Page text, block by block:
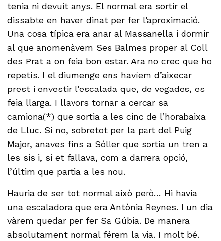
tenia ni devuit anys. El normal era sortir el
dissabte en haver dinat per fer l’aproximació.
Una cosa típica era anar al Massanella i dormir
al que anomenàvem Ses Balmes proper al Coll
des Prat a on feia bon estar. Ara no crec que ho
repetís. I el diumenge ens havíem d’aixecar
prest i envestir l’escalada que, de vegades, es
feia llarga. I llavors tornar a cercar sa
camiona(*) que sortia a les cinc de l’horabaixa
de Lluc. Si no, sobretot per la part del Puig
Major, anaves fins a Sóller que sortia un tren a
les sis i, si et fallava, com a darrera opció,
l’últim que partia a les nou.
Hauria de ser tot normal això però… Hi havia
una escaladora que era Antònia Reynes. I un dia
vàrem quedar per fer Sa Gúbia. De manera
absolutament normal férem la via. I molt bé.